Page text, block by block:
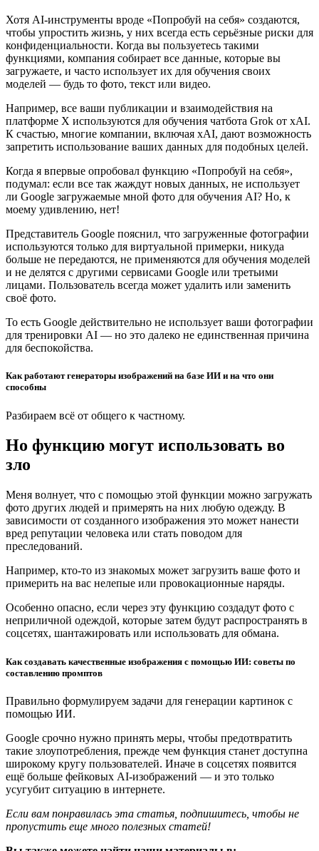
Хотя AI-инструменты вроде «Попробуй на себя» создаются,
чтобы упростить жизнь, у них всегда есть серьёзные риски для
конфиденциальности. Когда вы пользуетесь такими
функциями, компания собирает все данные, которые вы
загружаете, и часто использует их для обучения своих
моделей — будь то фото, текст или видео.
Например, все ваши публикации и взаимодействия на
платформе X используются для обучения чатбота Grok от xAI.
К счастью, многие компании, включая xAI, дают возможность
запретить использование ваших данных для подобных целей.
Когда я впервые опробовал функцию «Попробуй на себя»,
подумал: если все так жаждут новых данных, не использует
ли Google загружаемые мной фото для обучения AI? Но, к
моему удивлению, нет!
Представитель Google пояснил, что загруженные фотографии
используются только для виртуальной примерки, никуда
больше не передаются, не применяются для обучения моделей
и не делятся с другими сервисами Google или третьими
лицами. Пользователь всегда может удалить или заменить
своё фото.
То есть Google действительно не использует ваши фотографии
для тренировки AI — но это далеко не единственная причина
для беспокойства.
Как работают генераторы изображений на базе ИИ и на что они
способны
Разбираем всё от общего к частному.
Но функцию могут использовать во
зло
Меня волнует, что с помощью этой функции можно загружать
фото других людей и примерять на них любую одежду. В
зависимости от созданного изображения это может нанести
вред репутации человека или стать поводом для
преследований.
Например, кто-то из знакомых может загрузить ваше фото и
примерить на вас нелепые или провокационные наряды.
Особенно опасно, если через эту функцию создадут фото с
неприличной одеждой, которые затем будут распространять в
соцсетях, шантажировать или использовать для обмана.
Как создавать качественные изображения с помощью ИИ: советы по
составлению промптов
Правильно формулируем задачи для генерации картинок с
помощью ИИ.
Google срочно нужно принять меры, чтобы предотвратить
такие злоупотребления, прежде чем функция станет доступна
широкому кругу пользователей. Иначе в соцсетях появится
ещё больше фейковых AI-изображений — и это только
усугубит ситуацию в интернете.
Если вам понравилась эта статья, подпишитесь, чтобы не
пропустить еще много полезных статей!